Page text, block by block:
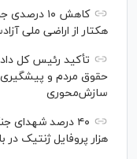
هکتار از اراضی ملی
تأکید رئیس کل
حقوق مردم و پیشگیری
سازش‌محوری
هزار پروفایل ژنتیک